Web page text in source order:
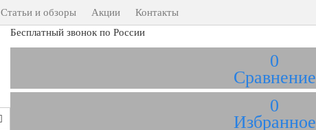
Статьи и обзоры Акции
Контакты
Бесплатный звонок по России
0
Сравнение
0
Избранное